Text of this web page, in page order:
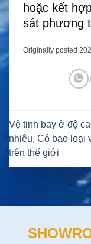
hoặc kết
sát phương
Originally posted
Vệ tinh bay ở độ
nhiêu, Có bao loại
trên thế giới